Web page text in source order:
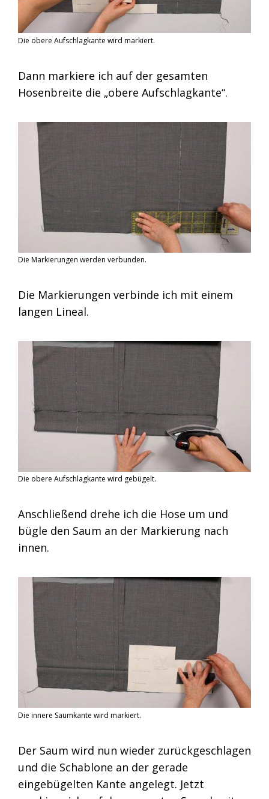
Die obere Aufschlagkante wird markiert.
Dann markiere ich auf der gesamten
Hosenbreite die „obere Aufschlagkante“.
Die Markierungen werden verbunden.
Die Markierungen verbinde ich mit einem
langen Lineal.
Die obere Aufschlagkante wird gebügelt.
Anschließend drehe ich die Hose um und
bügle den Saum an der Markierung nach
innen.
Die innere Saumkante wird markiert.
Der Saum wird nun wieder zurückgeschlagen
und die Schablone an der gerade
eingebügelten Kante angelegt. Jetzt